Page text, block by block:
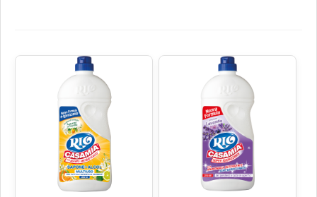
€1.37
€22.19
€1.37
€22.19